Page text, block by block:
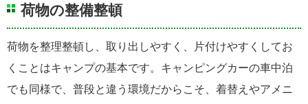
荷物の整備整頓
荷物を整理整頓し、取り出しやすく、片付けやすくしてお
くことはキャンプの基本です。キャンピングカーの車中泊
でも同様で、普段と違う環境だからこそ、着替えやアメニ